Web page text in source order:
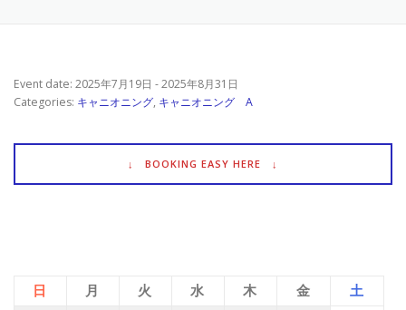
Event date: 2025年7月19日 - 2025年8月31日
Categories: キャニオニング, キャニオニング A
↓ BOOKING EASY HERE ↓
日 月 火 水 木 金 土